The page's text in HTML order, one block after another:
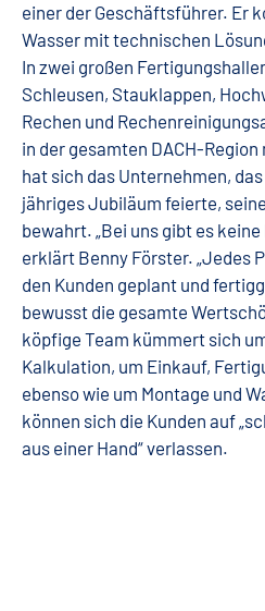
einer der Geschäftsführer. Er
Wasser mit technischen
In zwei großen
Schleusen, Stauklappen,
Rechen und
in der gesamten DACH-
hat sich das Unternehmen,
jähriges Jubiläum feierte,
bewahrt. „Bei uns gibt es
erklärt Benny Förster. „Jedes
den Kunden geplant und
bewusst die gesamte
köpfige Team kümmert sich
Kalkulation, um Einkauf,
ebenso wie um Montage und
können sich die Kunden auf
aus einer Hand“ verlassen.